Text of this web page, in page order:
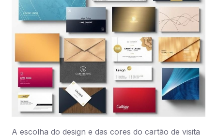
A escolha do design e das cores do cartão de visita